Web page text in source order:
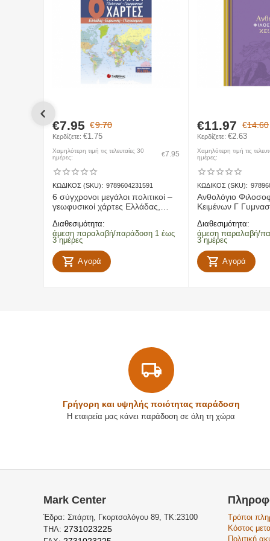
20 - 1000kg --> 15€
3) Νησιωτικοι προορισμοι:
0 - 5kg --> 3€
5 - 10kg --> 4€
10 - 15kg --> 6€
15 - 20kg --> 8€
Χερσαίοι προορισμοί
- Αφορά την παραλαβή, μεταφορά και
Επιστροφές
€9.70
€7.95
Κερδίζετε: €1.75
Χαμηλότερη τιμή τις τελευταίες 30
ημέρες:
€7.95
ΚΩΔΙΚΟΣ (SKU): 9789604231591
6 σύγχρονοι μεγάλοι πολιτικοί –
γεωφυσικοί χάρτες Ελλάδας,
Διαθεσιμότητα:
άμεση παραλαβή/παράδοση 1 έως
3 ημέρες
Αγορά
€14.60
€11.97
Κερδίζετε: €2.63
Χαμηλότερη τιμή τις
ημέρες:
ΚΩΔΙΚΟΣ (SKU):
Ανθολόγιο
Κειμένων Γ
Διαθεσιμότητα:
άμεση παραλαβή/
3 ημέρες
Αγορά
Γρήγορη και υψηλής ποιότητας παράδοση
Η εταιρεία μας κάνει παράδοση σε όλη τη χώρα
Mark Center
Έδρα: Σπάρτη, Γκορτσολόγου 89, ΤΚ:23100
ΤΗΛ: 2731023225
Τρόποι
Κόστος
Πολιτική